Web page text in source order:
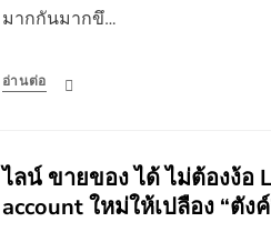
มากกันมากขึ…
อ่านต่อ
ไลน์ ขายของ ได้ ไม่ต้องง้อ
account ใหม่ให้เปลือง “ตัง